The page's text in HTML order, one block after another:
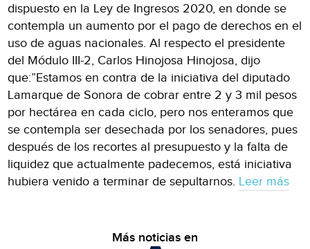
dispuesto en la Ley de Ingresos 2020, en donde se
contempla un aumento por el pago de derechos en el
uso de aguas nacionales. Al respecto el presidente
del Módulo III-2, Carlos Hinojosa Hinojosa, dijo
que:”Estamos en contra de la iniciativa del diputado
Lamarque de Sonora de cobrar entre 2 y 3 mil pesos
por hectárea en cada ciclo, pero nos enteramos que
se contempla ser desechada por los senadores, pues
después de los recortes al presupuesto y la falta de
liquidez que actualmente padecemos, está iniciativa
hubiera venido a terminar de sepultarnos. Leer más
Más noticias en